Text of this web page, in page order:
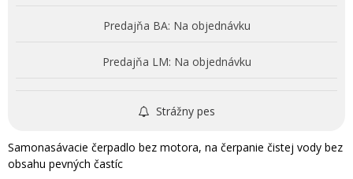
Predajňa BA: Na objednávku
Predajňa LM: Na objednávku
Strážny pes
Samonasávacie čerpadlo bez motora, na čerpanie čistej vody bez
obsahu pevných častíc